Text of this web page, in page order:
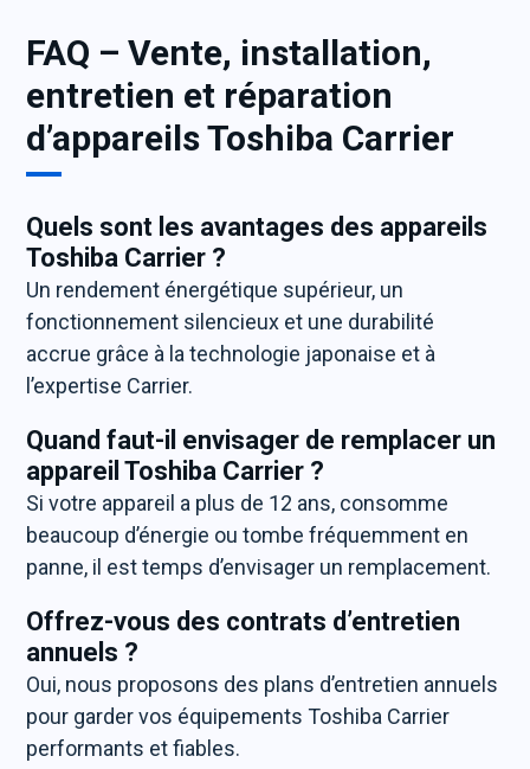
FAQ – Vente, installation,
entretien et réparation
d’appareils Toshiba Carrier
Quels sont les avantages des appareils
Toshiba Carrier ?
Un rendement énergétique supérieur, un
fonctionnement silencieux et une durabilité
accrue grâce à la technologie japonaise et à
l’expertise Carrier.
Quand faut-il envisager de remplacer un
appareil Toshiba Carrier ?
Si votre appareil a plus de 12 ans, consomme
beaucoup d’énergie ou tombe fréquemment en
panne, il est temps d’envisager un remplacement.
Offrez-vous des contrats d’entretien
annuels ?
Oui, nous proposons des plans d’entretien annuels
pour garder vos équipements Toshiba Carrier
performants et fiables.